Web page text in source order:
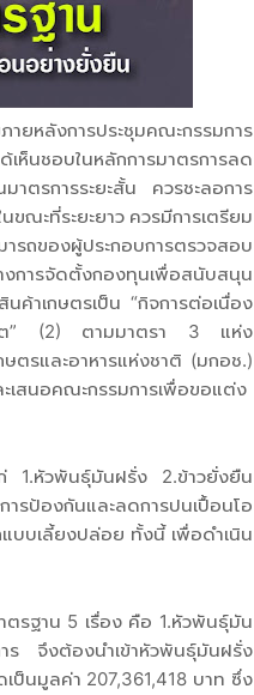
ยหลังการประชุมคณะกรรมการ
ห็นชอบในหลักการมาตรการลด
าตรการระยะสั้น ควรชะลอการ
ขณะที่ระยะยาว ควรมีการเตรียม
ของผู้ประกอบการตรวจสอบ
งการจัดตั้งกองทุนเพื่อสนับสนุน
ค้าเกษตรเป็น “กิจการต่อเนื่อง
ผลิต” (2) ตามมาตรา 3 แห่ง
ตรและอาหารแห่งชาติ (มกอช.)
เสนอคณะกรรมการเพื่อขอแต่ง
1.หัวพันธุ์มันฝรั่ง 2.ข้าวยั่งยืน
ป้องกันและลดการปนเปื้อนโอ
บบเลี้ยงปล่อย ทั้งนี้ เพื่อดำเนิน
รฐาน 5 เรื่อง คือ 1.หัวพันธุ์มัน
ร จึงต้องนำเข้าหัวพันธุ์มันฝรั่ง
ป็นมูลค่า 207,361,418 บาท ซึ่ง